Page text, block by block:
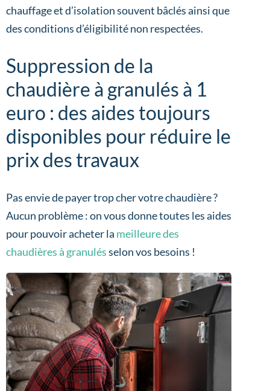
chauffage et d’isolation souvent bâclés ainsi que
des conditions d’éligibilité non respectées.
Suppression de la
chaudière à granulés à 1
euro : des aides toujours
disponibles pour réduire le
prix des travaux
Pas envie de payer trop cher votre chaudière ?
Aucun problème : on vous donne toutes les aides
pour pouvoir acheter la meilleure des
chaudières à granulésselon vos besoins !